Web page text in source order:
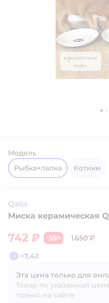
Модель
рыбка+лапка
котики
Qalla
Миска керамическая
742 ₽ −55%
1 650 ₽
+7,42
Эта цена только для
Товар по указанной
только на сайте